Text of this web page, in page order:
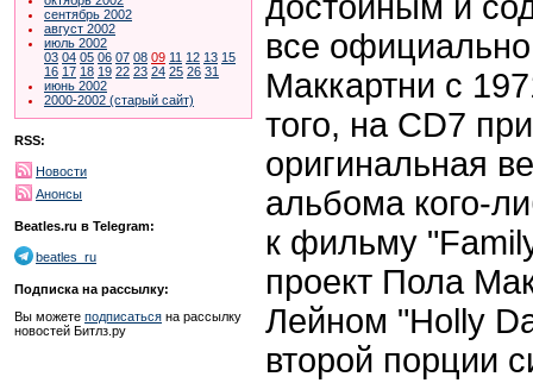
сентябрь 2002
август 2002
июль 2002
03 04 05 06 07 08 09 11 12 13 15
16 17 18 19 22 23 24 25 26 31
июнь 2002
2000-2002 (старый сайт)
RSS:
Новости
Анонсы
Beatles.ru в Telegram:
beatles_ru
Подписка на рассылку:
Вы можете подписаться на рассылку
новостей Битлз.ру
все
Маккартни с
того, на CD7
оригинальная
альбома кого-
к фильму
проект Пола
Лейном "Holly
второй порции